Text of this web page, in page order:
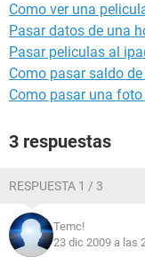
Como ver una
Pasar datos de una
Pasar peliculas al
Como pasar saldo
Como pasar una
3 respuestas
RESPUESTA 1 / 3
Temc!
23 dic 2009 a las